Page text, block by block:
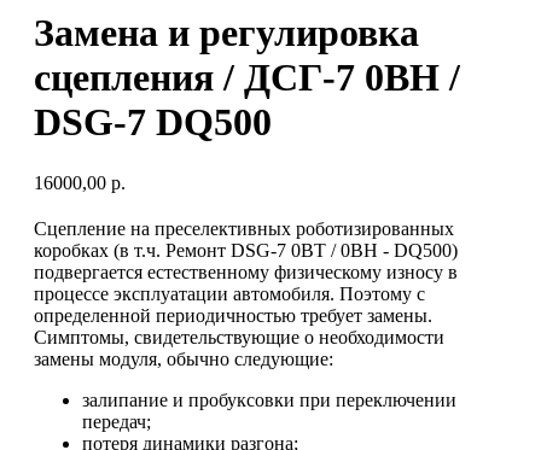
Замена и регулировка
сцепления / ДСГ-7 0ВН /
DSG-7 DQ500
16000,00 р.
Сцепление на преселективных роботизированных
коробках (в т.ч. Ремонт DSG-7 0BT / 0BH - DQ500)
подвергается естественному физическому износу в
процессе эксплуатации автомобиля. Поэтому с
определенной периодичностью требует замены.
Симптомы, свидетельствующие о необходимости
замены модуля, обычно следующие:
залипание и пробуксовки при переключении
передач;
потеря динамики разгона;